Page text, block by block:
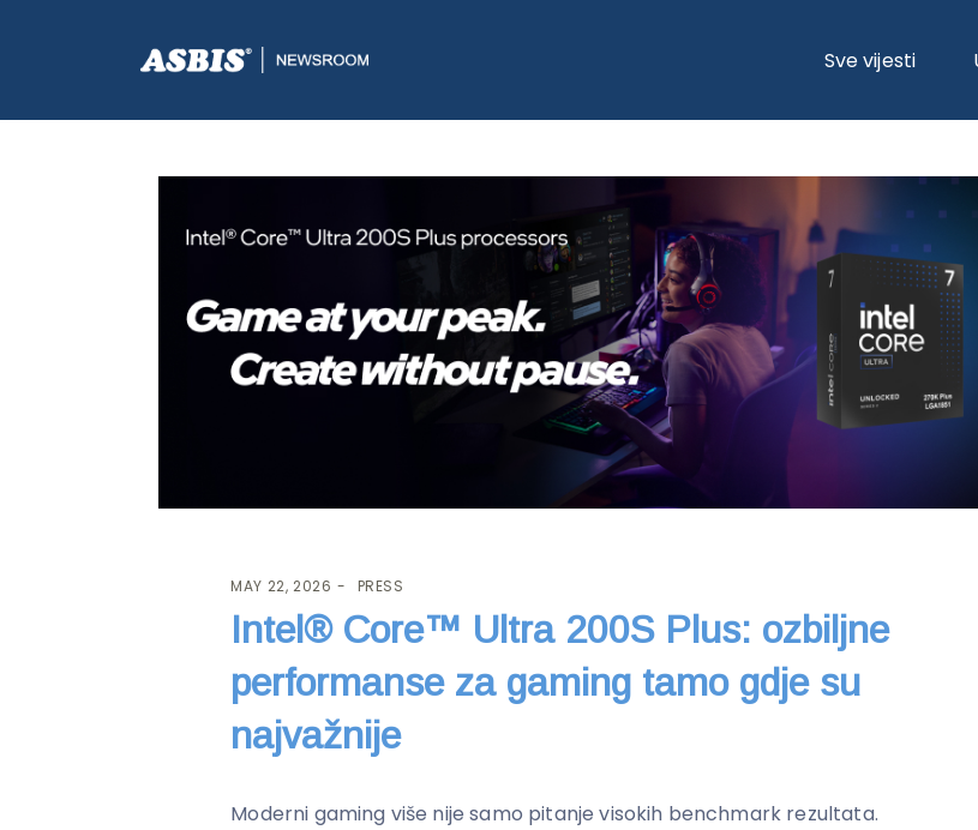
Sve vijesti
ASBIS.BA>PRESS > INTEL® CORE™ ULTRA 200S PLUS: OZBILJNE PERFORMANSE ZA GAMING TAMO GDJE SU
MAY 22, 2026 PRESS
Intel® Core™ Ultra 200S Plus: ozbiljne
performanse za gaming tamo gdje su
najvažnije
Moderni gaming više nije samo pitanje visokih benchmark rezultata.